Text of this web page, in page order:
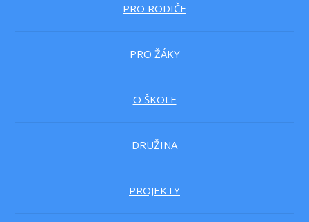
PRO RODIČE
PRO ŽÁKY
O ŠKOLE
DRUŽINA
PROJEKTY